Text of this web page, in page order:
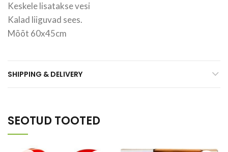
Keskele lisatakse vesi
Kalad liiguvad sees.
Mõõt 60x45cm
SHIPPING & DELIVERY
SEOTUD TOOTED